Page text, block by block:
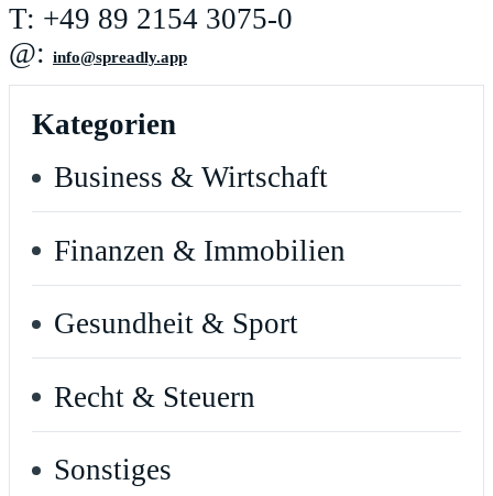
T: +49 89 2154 3075-0
@: ppa.yldaerps@ofni
Kategorien
Business & Wirtschaft
Finanzen & Immobilien
Gesundheit & Sport
Recht & Steuern
Sonstiges